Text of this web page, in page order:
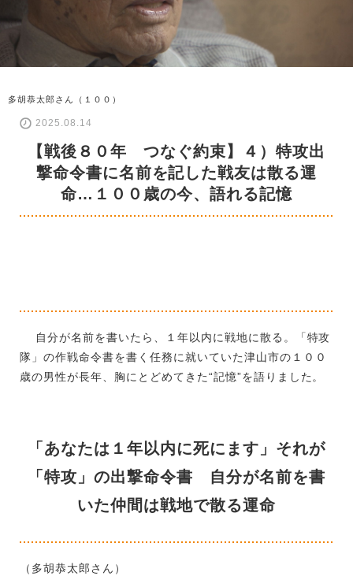
多胡恭太郎さん（１００）
2025.08.14
【戦後８０年 つなぐ約束】４）特攻出
撃命令書に名前を記した戦友は散る運
命…１００歳の今、語れる記憶
自分が名前を書いたら、１年以内に戦地に散る。「特攻
隊」の作戦命令書を書く任務に就いていた津山市の１００
歳の男性が長年、胸にとどめてきた“記憶”を語りました。
「あなたは１年以内に死にます」それが
「特攻」の出撃命令書 自分が名前を書
いた仲間は戦地で散る運命
（多胡恭太郎さん）